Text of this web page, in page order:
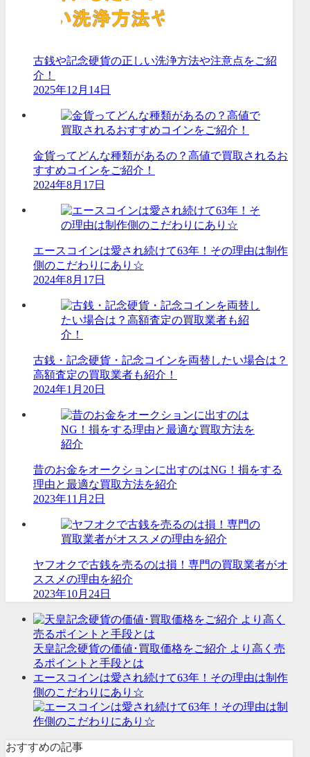
古銭や記念硬貨の正しい洗浄方法や注意点をご紹
介！
2025年12月14日
金貨ってどんな種類があるの？高値で買取されるお
すすめコインをご紹介！
2024年8月17日
エースコインは愛され続けて63年！その理由は制作
側のこだわりにあり☆
2024年8月17日
古銭・記念硬貨・記念コインを両替したい場合は？
高額査定の買取業者も紹介！
2024年1月20日
昔のお金をオークションに出すのはNG！損をする
理由と最適な買取方法を紹介
2023年11月2日
ヤフオクで古銭を売るのは損！専門の買取業者がオ
ススメの理由を紹介
2023年10月24日
天皇記念硬貨の価値･買取価格をご紹介 より高く売
るポイントと手段とは
エースコインは愛され続けて63年！その理由は制作
側のこだわりにあり☆
おすすめの記事